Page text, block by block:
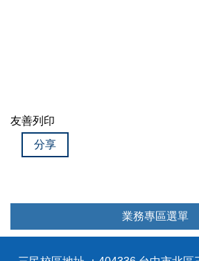
友善列印
分享
業務專區選單